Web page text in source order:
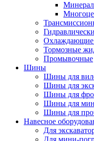
Охлаждающие
Тормозные
Промывочные
Шины
Шины для
Шины для
Шины для
Шины для
Шины для
Навесное
Для
Для мини-